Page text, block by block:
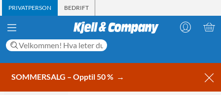
PRIVATPERSON BEDRIFT
SOMMERSALG – Opptil 50 % →